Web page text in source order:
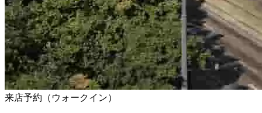
来店予約（ウォークイン）